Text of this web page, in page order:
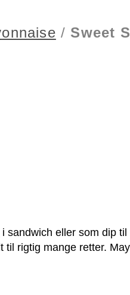
/ Sweet
i sandwich eller som dip
rigtig mange retter.